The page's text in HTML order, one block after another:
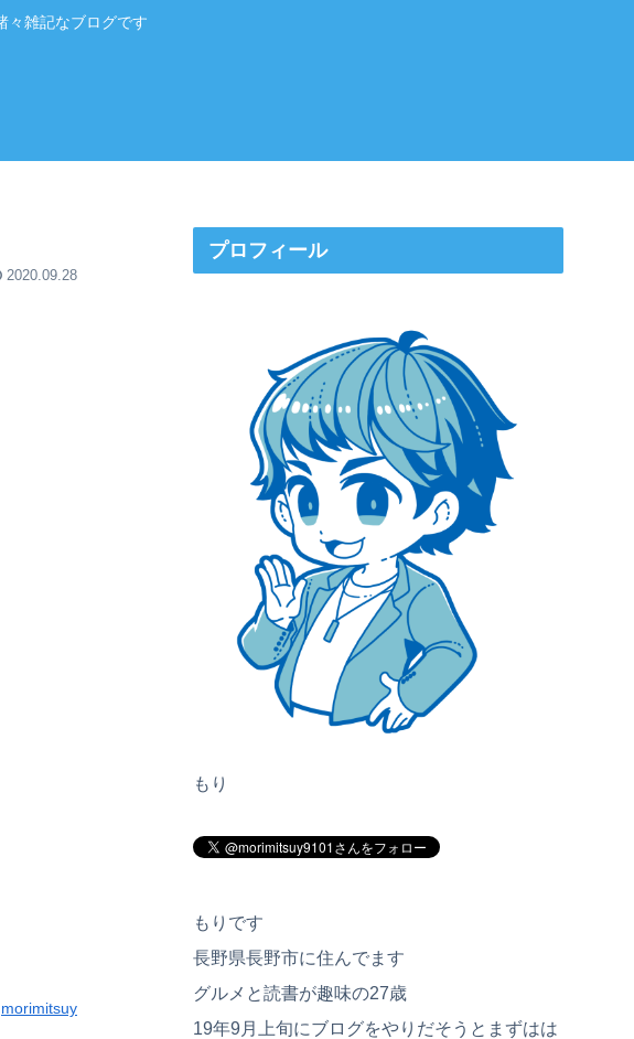
々雑記なブログです
2020.09.28
morimitsuy
プロフィール
もり
もりです
長野県長野市に住んでます
グルメと読書が趣味の27歳
19年9月上旬にブログをやりだそうとまずはは